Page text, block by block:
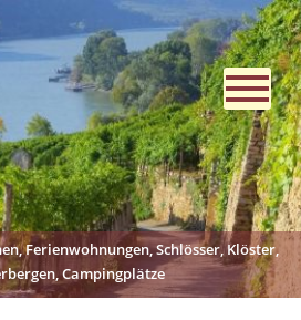
Ferienwohnungen, Schlösser, Klöster,
Campingplätze